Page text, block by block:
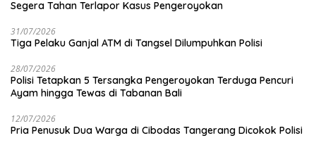
Segera Tahan Terlapor Kasus Pengeroyokan
31/07/2026
Tiga Pelaku Ganjal ATM di Tangsel Dilumpuhkan Polisi
28/07/2026
Polisi Tetapkan 5 Tersangka Pengeroyokan Terduga Pencuri
Ayam hingga Tewas di Tabanan Bali
12/07/2026
Pria Penusuk Dua Warga di Cibodas Tangerang Dicokok Polisi